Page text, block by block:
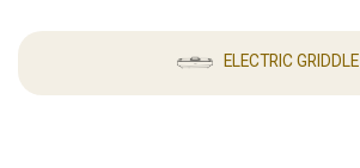
ELECTRIC GRIDDLE